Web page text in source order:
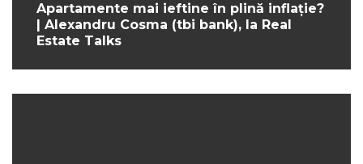
Apartamente mai ieftine în plină inflație?
| Alexandru Cosma (tbi bank), la Real
Estate Talks